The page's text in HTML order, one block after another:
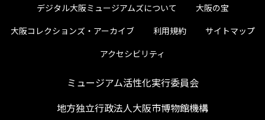
デジタル大阪ミュージアムズについて
大阪の宝
大阪コレクションズ・アーカイブ
利用規約
サイトマップ
アクセシビリティ
ミュージアム活性化実行委員会
地方独立行政法人大阪市博物館機構